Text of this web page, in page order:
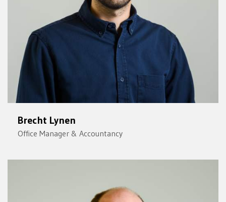
Brecht Lynen
Office Manager & Accountancy